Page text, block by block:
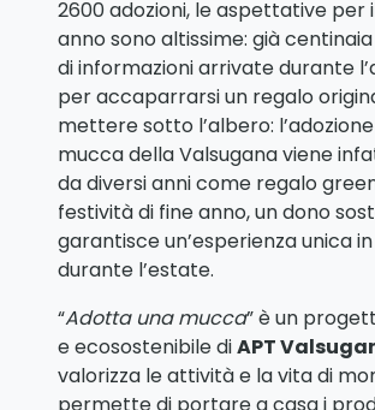
2600 adozioni, le aspettative per
anno sono altissime: già
di informazioni arrivate durante
per accaparrarsi un regalo
mettere sotto l’albero:
mucca della Valsugana viene
da diversi anni come regalo
festività di fine anno, un dono
garantisce un’esperienza unica
durante l’estate.
“Adotta una mucca” è un
e ecosostenibile diAPT
valorizza le attività e la vita di